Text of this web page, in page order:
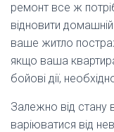
ремонт все ж
відновити
ваше житло
якщо ваша
бойові дії,
Залежно від стану
варіюватися від